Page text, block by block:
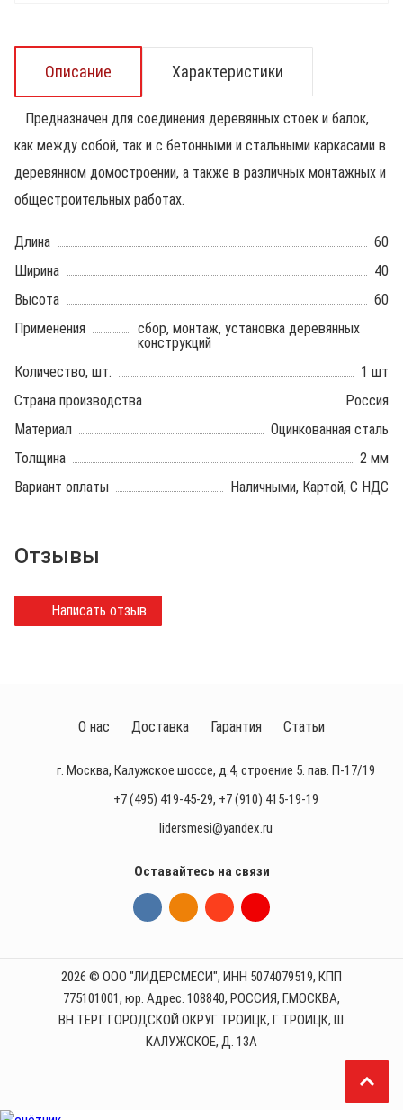
Описание Характеристики
Предназначен для соединения деревянных стоек и балок,
как между собой, так и с бетонными и стальными каркасами в
деревянном домостроении, а также в различных монтажных и
общестроительных работах.
Длина
60
Ширина
40
Высота
60
Применения
сбор, монтаж, установка деревянных
конструкций
Количество, шт.
1 шт
Страна производства
Россия
Материал
Оцинкованная сталь
Толщина
2 мм
Вариант оплаты
Наличными, Картой, С НДС
Отзывы
Написать отзыв
г. Москва, Калужское шоссе, д.4, строение 5. пав. П-17/19
+7 (495) 419-45-29, +7 (910) 415-19-19
lidersmesi@yandex.ru
О нас Доставка Гарантия Статьи
Оставайтесь на связи
2026 © ООО "ЛИДЕРСМЕСИ", ИНН 5074079519, КПП
775101001, юр. Адрес. 108840, РОССИЯ, Г.МОСКВА,
ВН.ТЕР.Г. ГОРОДСКОЙ ОКРУГ ТРОИЦК, Г ТРОИЦК, Ш
КАЛУЖСКОЕ, Д. 13А